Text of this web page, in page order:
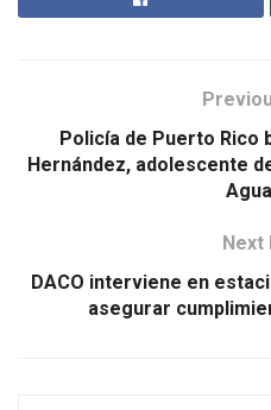
Policía de Puerto Rico
Hernández, adolescente
Next
DACO interviene en
asegurar